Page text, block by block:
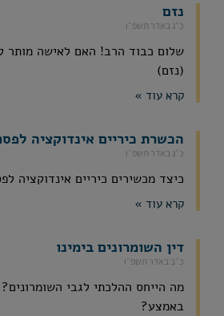
נזם
כ״ג באדר תשפ״ו
שלום כבוד הרב! האם לאישה מותר
(נזם)
קרא עוד »
הכשרת כיריים אינדוקציה
כ״ג באדר תשפ״ו
כיצד מכשירים כיריים אינדוקציה
קרא עוד »
דין השומרונים בימינו
כ״ב באדר תשפ״ו
מה הייחס ההלכתי לגבי השומרונים?
באמצע?